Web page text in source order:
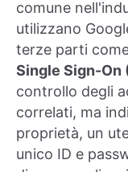
comune
utilizzano
terze parti
Single Sign-On
controllo degli
correlati, ma
proprietà, un
unico ID e